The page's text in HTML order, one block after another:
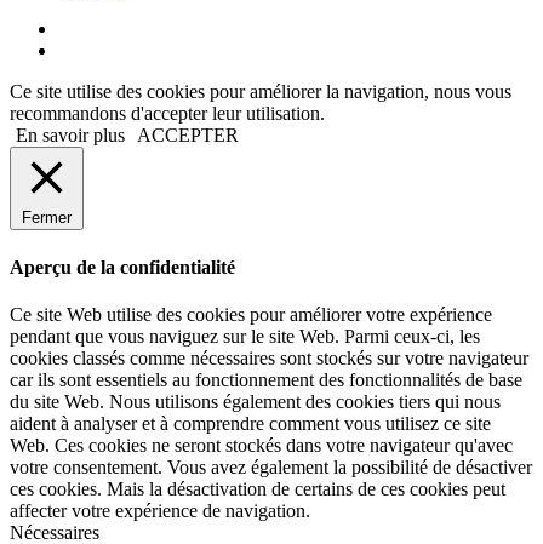
Ce site utilise des cookies pour améliorer la navigation, nous vous
recommandons d'accepter leur utilisation.
En savoir plus
ACCEPTER
Fermer
Aperçu de la confidentialité
Ce site Web utilise des cookies pour améliorer votre expérience
pendant que vous naviguez sur le site Web. Parmi ceux-ci, les
cookies classés comme nécessaires sont stockés sur votre navigateur
car ils sont essentiels au fonctionnement des fonctionnalités de base
du site Web. Nous utilisons également des cookies tiers qui nous
aident à analyser et à comprendre comment vous utilisez ce site
Web. Ces cookies ne seront stockés dans votre navigateur qu'avec
votre consentement. Vous avez également la possibilité de désactiver
ces cookies. Mais la désactivation de certains de ces cookies peut
affecter votre expérience de navigation.
Nécessaires